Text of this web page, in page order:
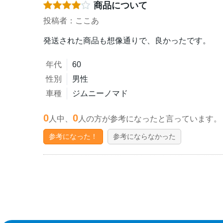
商品について
投稿者：ここあ
発送された商品も想像通りで、良かったです。
年代
60
性別
男性
車種
ジムニーノマド
0 人中、 0 人の方が参考になったと言っています。
参考になった！ 参考にならなかった